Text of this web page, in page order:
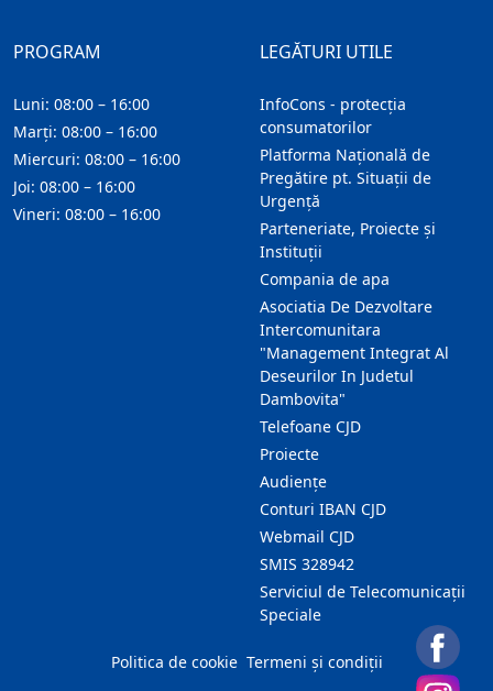
LEGĂTURI UTILE
InfoCons - protecția
consumatorilor
Platforma Națională de
Pregătire pt. Situații de
Urgență
Parteneriate, Proiecte și
Instituții
Compania de apa
Asociatia De Dezvoltare
Intercomunitara
"Management Integrat Al
Deseurilor In Judetul
Dambovita"
Telefoane CJD
Proiecte
Audienţe
Conturi IBAN CJD
Webmail CJD
SMIS 328942
Serviciul de Telecomunicații
Speciale
PROGRAM
Luni: 08:00 – 16:00
Marți: 08:00 – 16:00
Miercuri: 08:00 – 16:00
Joi: 08:00 – 16:00
Vineri: 08:00 – 16:00
Politica de cookie Termeni și condiții